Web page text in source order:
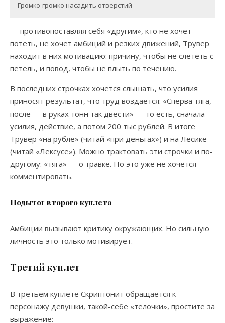
Громко-громко насадить отверстий
— противопоставляя себя «другим», кто не хочет
потеть, не хочет амбиций и резких движений, Трувер
находит в них мотивацию: причину, чтобы не слететь с
петель, и повод, чтобы не плыть по течению.
В последних строчках хочется слышать, что усилия
приносят результат, что труд воздается: «Сперва тяга,
после — в руках тонн так двести» — то есть, сначала
усилия, действие, а потом 200 тыс рублей. В итоге
Трувер «на рубле» (читай «при деньгах») и на Лесике
(читай «Лексусе»). Можно трактовать эти строчки и по-
другому: «тяга» — о травке. Но это уже не хочется
комментировать.
Подытог второго куплета
Амбиции вызывают критику окружающих. Но сильную
личность это только мотивирует.
Третий куплет
В третьем куплете Скриптонит обращается к
персонажу девушки, такой-себе «телочки», простите за
выражение: